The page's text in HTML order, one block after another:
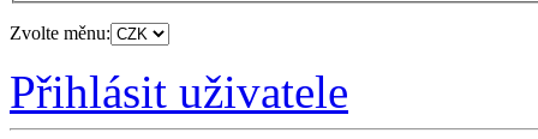
Zvolte měnu:
Přihlásit uživatele